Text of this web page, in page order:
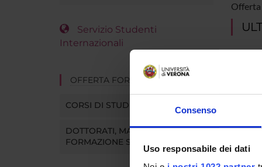
Consenso
Uso responsabile dei dati
Servizio Studenti
Internazionali
OFFERTA FORMATIVA
CORSI DI STUDIO
DOTTORATI, MASTER E
FORMAZIONE SUPERIORE